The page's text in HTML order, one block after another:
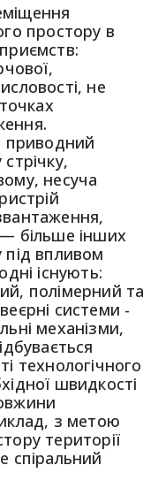
простору в
не
приводний
несуча
більше інших
під впливом
існують:
полімерний та
системи -
механізми,
технологічного
швидкості
з метою
території
спіральний